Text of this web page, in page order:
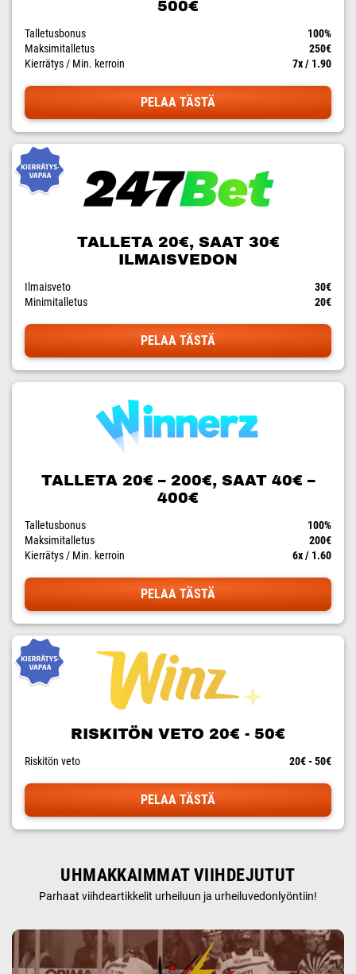
500€
Talletusbonus
100%
Maksimitalletus
250€
Kierrätys / Min. kerroin
7x / 1.90
PELAA TÄSTÄ
TALLETA 20€, SAAT 30€
ILMAISVEDON
Ilmaisveto
30€
Minimitalletus
20€
PELAA TÄSTÄ
TALLETA 20€ – 200€, SAAT 40€ –
400€
Talletusbonus
100%
Maksimitalletus
200€
Kierrätys / Min. kerroin
6x / 1.60
PELAA TÄSTÄ
RISKITÖN VETO 20€ - 50€
Riskitön veto 20€ - 50€
PELAA TÄSTÄ
UHMAKKAIMMAT VIIHDEJUTUT
Parhaat viihdeartikkelit urheiluun ja urheiluvedonlyöntiin!